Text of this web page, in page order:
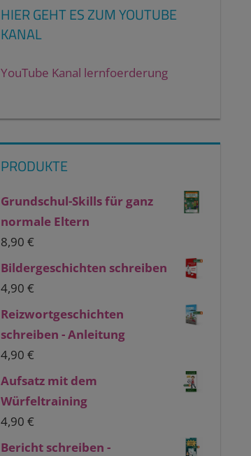
HIER GEHT ES ZUM YOUTUBE
KANAL
YouTube Kanal lernfoerderung
PRODUKTE
Grundschul-Skills für ganz
normale Eltern
8,90€
Bildergeschichten schreiben
4,90€
Reizwortgeschichten
schreiben - Anleitung
4,90€
Aufsatz mit dem
Würfeltraining
4,90€
Bericht schreiben -